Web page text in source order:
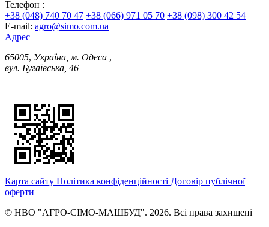
Телефон :
+38 (048) 740 70 47 +38 (066) 971 05 70 +38 (098) 300 42 54
E-mail: agro@simo.com.ua
Адрес
65005, Україна, м. Одеса ,
вул. Бугаївська, 46
Карта сайту Політика конфіденційності Договір публічної
оферти
© НВО "АГРО-СІМО-МАШБУД". 2026. Всі права захищені